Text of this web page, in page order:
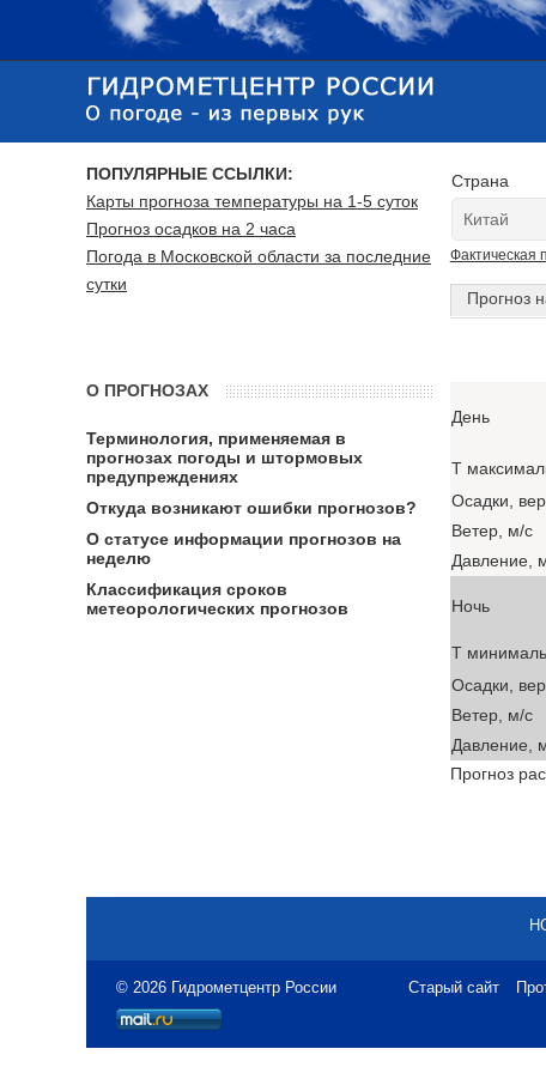
Страна
Фактическая
Прогноз
День
T
Осадки,
Ветер, м/с
Давление,
Ночь
T
Осадки,
Ветер, м/с
Давление,
Прогноз
ПОПУЛЯРНЫЕ ССЫЛКИ:
Карты прогноза температуры на 1-5 суток
Прогноз осадков на 2 часа
Погода в Московской области за последние
сутки
О ПРОГНОЗАХ
Терминология, применяемая в
прогнозах погоды и штормовых
предупреждениях
Откуда возникают ошибки прогнозов?
О статусе информации прогнозов на
неделю
Классификация сроков
метеорологических прогнозов
© 2026 Гидрометцентр России Старый сайт